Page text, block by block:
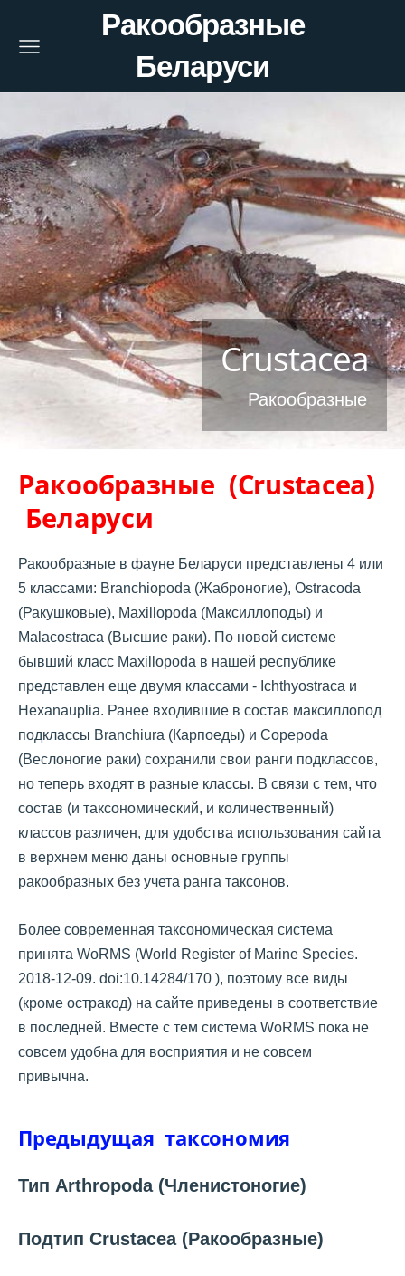
Ракообразные
Беларуси
Crustacea
Ракообразные
Ракообразные (Crustacea)
Беларуси
Ракообразные в фауне Беларуси представлены 4 или
5 классами: Branchiopoda (Жаброногие), Ostracoda
(Ракушковые), Maxillopoda (Максиллоподы) и
Malacostraca (Высшие раки). По новой системе
бывший класс Maxillopoda в нашей республике
представлен еще двумя классами - Ichthyostraca и
Hexanauplia. Ранее входившие в состав максиллопод
подклассы Branchiura (Карпоеды) и Copepoda
(Веслоногие раки) сохранили свои ранги подклассов,
но теперь входят в разные классы. В связи с тем, что
состав (и таксономический, и количественный)
классов различен, для удобства использования сайта
в верхнем меню даны основные группы
ракообразных без учета ранга таксонов.
Более современная таксономическая система
принята WoRMS (World Register of Marine Species.
2018-12-09. doi:10.14284/170 ), поэтому все виды
(кроме остракод) на сайте приведены в соответствие
в последней. Вместе с тем система WoRMS пока не
совсем удобна для восприятия и не совсем
привычна.
Предыдущая таксономия
Тип Arthropoda (Членистоногие)
Подтип Crustacea (Ракообразные)